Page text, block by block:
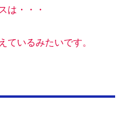
は・・・
ているみたいです。